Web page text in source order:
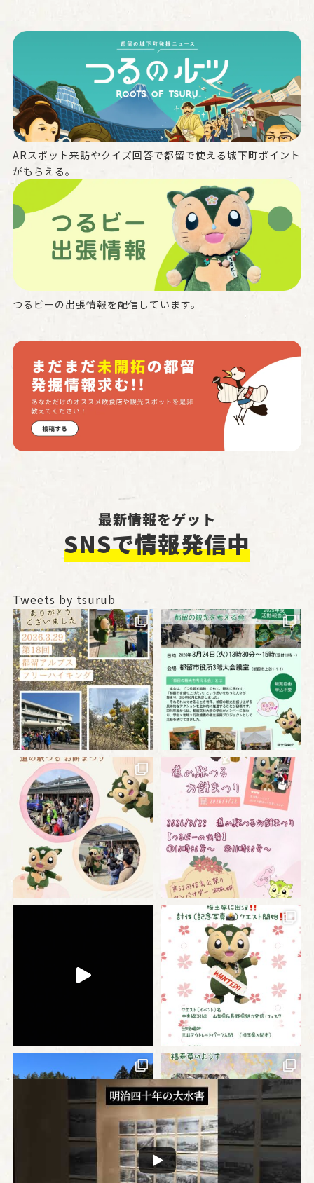
ARスポット来訪やクイズ回答で都留で使える城下町ポイント
がもらえる。
つるビーの出張情報を配信しています。
最新情報をゲット
SNSで情報発信中
Tweets by tsurub